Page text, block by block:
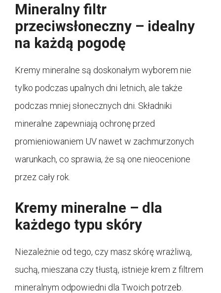
Mineralny filtr
przeciwsłoneczny – idealny
na każdą pogodę
Kremy mineralne są doskonałym wyborem nie
tylko podczas upalnych dni letnich, ale także
podczas mniej słonecznych dni. Składniki
mineralne zapewniają ochronę przed
promieniowaniem UV nawet w zachmurzonych
warunkach, co sprawia, że ​​są one nieocenione
przez cały rok.
Kremy mineralne – dla
każdego typu skóry
Niezależnie od tego, czy masz skórę wrażliwą,
suchą, mieszana czy tłustą, istnieje krem z filtrem
mineralnym odpowiedni dla Twoich potrzeb.